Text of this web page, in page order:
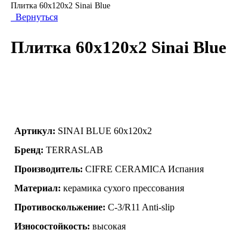
Плитка 60x120x2 Sinai Blue
Вернуться
Плитка 60x120x2 Sinai Blue
Артикул: SINAI BLUE 60x120x2
Бренд: TERRASLAB
Производитель: CIFRE CERAMICA Испания
Материал: керамика сухого прессования
Противоскольжение: C-3/R11 Anti-slip
Износостойкость: высокая